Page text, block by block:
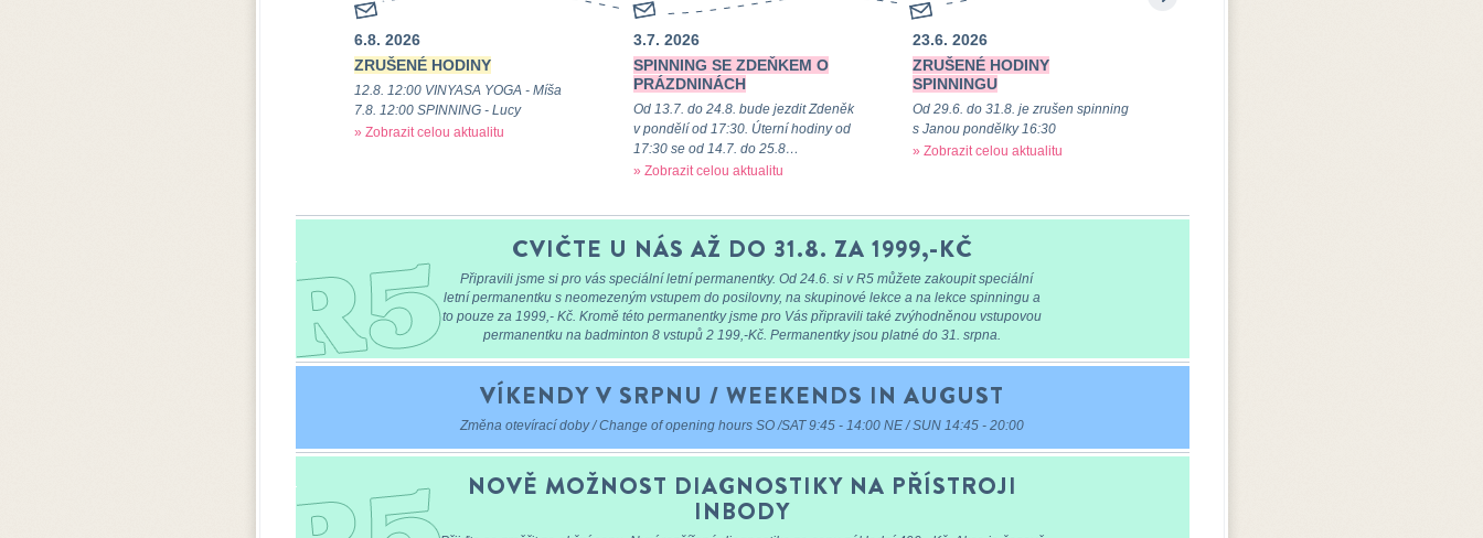
6.8. 2026
ZRUŠENÉ HODINY
12.8. 12:00 VINYASA YOGA - Míša
7.8. 12:00 SPINNING - Lucy
» Zobrazit celou aktualitu
3.7. 2026
SPINNING SE ZDEŇKEM O
PRÁZDNINÁCH
Od 13.7. do 24.8. bude jezdit Zdeněk
v pondělí od 17:30. Úterní hodiny od
17:30 se od 14.7. do 25.8…
» Zobrazit celou aktualitu
23.6. 2026
ZRUŠENÉ HODINY
SPINNINGU
Od 29.6. do 31.8. je zrušen spinning
s Janou pondělky 16:30
» Zobrazit celou aktualitu
CVIČTE U NÁS AŽ DO 31.8. ZA 1999,-KČ
Připravili jsme si pro vás speciální letní permanentky. Od 24.6. si v R5 můžete zakoupit speciální
letní permanentku s neomezeným vstupem do posilovny, na skupinové lekce a na lekce spinningu a
to pouze za 1999,- Kč. Kromě této permanentky jsme pro Vás připravili také zvýhodněnou vstupovou
permanentku na badminton 8 vstupů 2 199,-Kč. Permanentky jsou platné do 31. srpna.
VÍKENDY V SRPNU / WEEKENDS IN AUGUST
Změna otevírací doby / Change of opening hours SO /SAT 9:45 - 14:00 NE / SUN 14:45 - 20:00
NOVĚ MOŽNOST DIAGNOSTIKY NA PŘÍSTROJI
INBODY